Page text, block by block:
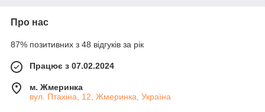
Про нас
87% позитивних з 48 відгуків за рік
Працює з 07.02.2024
м. Жмеринка
вул. Птахіна, 12, Жмеринка, Україна